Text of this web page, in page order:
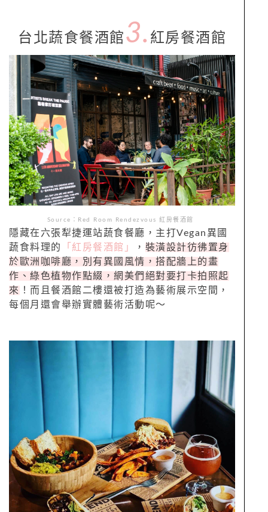
台北蔬食餐酒館 3. 紅房餐酒館
Source：Red Room Rendezvous 紅房餐酒館
隱藏在六張犁捷運站蔬食餐廳，主打Vegan異國
蔬食料理的
「紅房餐酒館」 ， 裝潢設計彷彿置身
於歐洲咖啡廳，別有異國風情，搭配牆上的畫
作、綠色植物作點綴，網美們絕對要打卡拍照起
來
！而且餐酒館二樓還被打造為藝術展示空間，
每個月還會舉辦實體藝術活動呢～